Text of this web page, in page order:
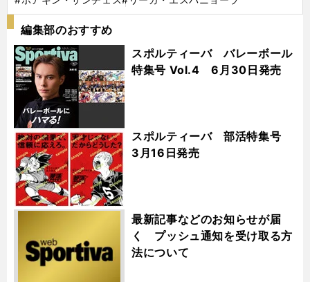
編集部のおすすめ
スポルティーバ バレーボール
特集号 Vol.4 6月30日発売
スポルティーバ 部活特集号
3月16日発売
最新記事などのお知らせが届
く プッシュ通知を受け取る方
法について